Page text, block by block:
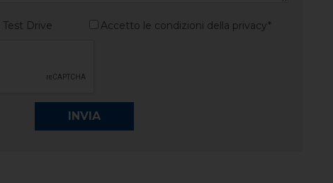
Drive Accetto le condizioni della privacy*